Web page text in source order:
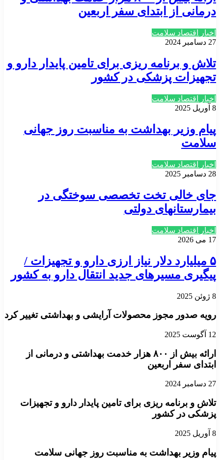
درمانی از ابتدای سفر اربعین
اخبار اقتصاد سلامت
27 دسامبر 2024
تلاش و برنامه ریزی برای تامین پایدار دارو و
تجهیزات پزشکی در کشور
اخبار اقتصاد سلامت
8 آوریل 2025
پیام وزیر بهداشت به مناسبت روز جهانی
سلامت
اخبار اقتصاد سلامت
28 دسامبر 2025
جای خالی تخت تخصصی سوختگی در
بیمارستانهای دولتی
اخبار اقتصاد سلامت
17 می 2026
۵ میلیارد دلار نیاز ارزی دارو و تجهیزات /
پیگیری مسیرهای جدید انتقال دارو به کشور
8 ژوئن 2025
رویه صدور مجوز محصولات آرایشی و بهداشتی تغییر کرد
12 آگوست 2025
ارائه بیش از ۸۰۰ هزار خدمت بهداشتی و درمانی از
ابتدای سفر اربعین
27 دسامبر 2024
تلاش و برنامه ریزی برای تامین پایدار دارو و تجهیزات
پزشکی در کشور
8 آوریل 2025
پیام وزیر بهداشت به مناسبت روز جهانی سلامت